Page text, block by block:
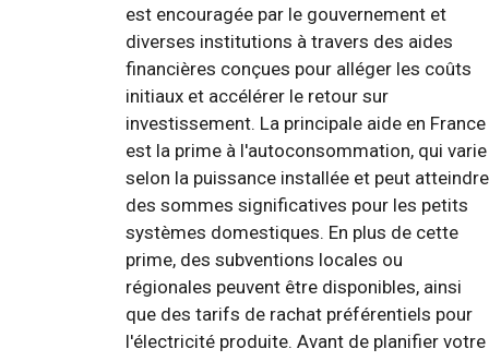
est encouragée par le gouvernement et
diverses institutions à travers des aides
financières conçues pour alléger les coûts
initiaux et accélérer le retour sur
investissement. La principale aide en France
est la prime à l'autoconsommation, qui varie
selon la puissance installée et peut atteindre
des sommes significatives pour les petits
systèmes domestiques. En plus de cette
prime, des subventions locales ou
régionales peuvent être disponibles, ainsi
que des tarifs de rachat préférentiels pour
l'électricité produite. Avant de planifier votre